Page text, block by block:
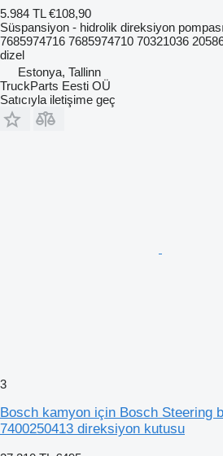
5.984 TL €108,90
Süspansiyon - hidrolik direksiyon pompası
7685974716 7685974710 70321036
dizel
Estonya, Tallinn
TruckParts Eesti OÜ
Satıcıyla iletişime geç
3
Bosch kamyon için Bosch Steering
7400250413 direksiyon kutusu